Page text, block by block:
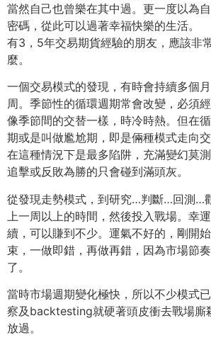
當然自己也曾樂在其中過。更一度以為
密碼，從此可以過著幸福快樂的生活。
有3，5年交易期貨經驗的朋友，應該非
麼。
一個交易模式的發現，有時會持續多個
周。季節性的循環週期常會改變，必須
像季節間的交替一樣，時冷時熱。但在
期或是叫做尷尬期，即是倆種模式走向交
在這種情況下是最多陷阱，充滿變幻莫
追擊或反敗為勝的只會碰到滿頭灰。
從發現走勢模式，到研究…判斷…回測…
上一周以上的時間，然後投入戰場。幸
續，可以賺到不少。運氣不好的，剛開
束，一做即錯，再做再錯， 因為市場節
了。
當時市場週期變化極快，所以不少模式
察及backtesting就硬著頭皮衝去戰場廝
放過 。